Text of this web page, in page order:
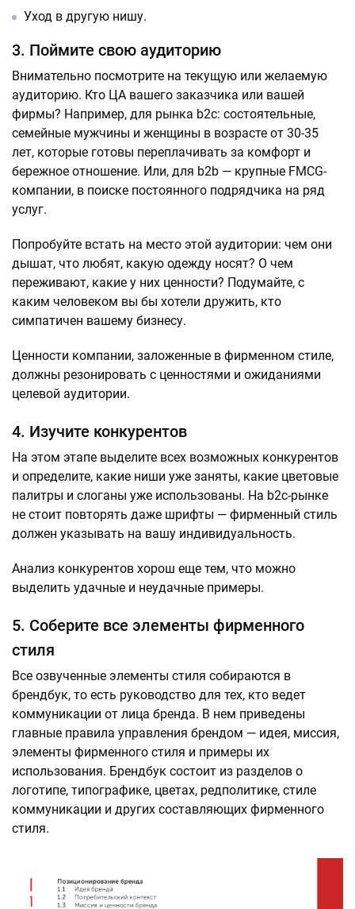
Уход в другую нишу.
3. Поймите свою аудиторию
Внимательно посмотрите на текущую или желаемую
аудиторию. Кто ЦА вашего заказчика или вашей
фирмы? Например, для рынка b2c: состоятельные,
семейные мужчины и женщины в возрасте от 30-35
лет, которые готовы переплачивать за комфорт и
бережное отношение. Или, для b2b — крупные FMCG-
компании, в поиске постоянного подрядчика на ряд
услуг.
Попробуйте встать на место этой аудитории: чем они
дышат, что любят, какую одежду носят? О чем
переживают, какие у них ценности? Подумайте, с
каким человеком вы бы хотели дружить, кто
симпатичен вашему бизнесу.
Ценности компании, заложенные в фирменном стиле,
должны резонировать с ценностями и ожиданиями
целевой аудитории.
4. Изучите конкурентов
На этом этапе выделите всех возможных конкурентов
и определите, какие ниши уже заняты, какие цветовые
палитры и слоганы уже использованы. На b2c-рынке
не стоит повторять даже шрифты — фирменный стиль
должен указывать на вашу индивидуальность.
Анализ конкурентов хорош еще тем, что можно
выделить удачные и неудачные примеры.
5. Соберите все элементы фирменного
стиля
Все озвученные элементы стиля собираются в
брендбук, то есть руководство для тех, кто ведет
коммуникации от лица бренда. В нем приведены
главные правила управления брендом — идея, миссия,
элементы фирменного стиля и примеры их
использования. Брендбук состоит из разделов о
логотипе, типографике, цветах, редполитике, стиле
коммуникации и других составляющих фирменного
стиля.